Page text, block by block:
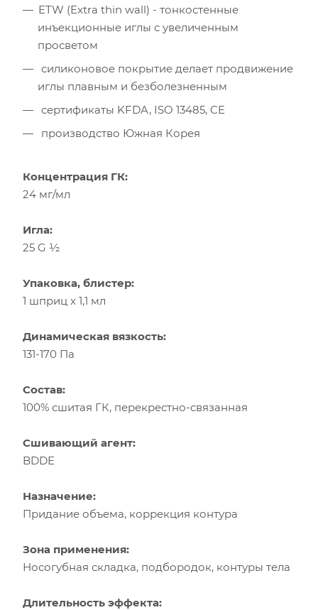
ETW (Extra thin wall) - тонкостенные
инъекционные иглы с увеличенным
просветом
силиконовое покрытие делает продвижение
иглы плавным и безболезненным
сертификаты KFDA, ISO 13485, CE
производство Южная Корея
Концентрация ГК:
24 мг/мл
Игла:
25 G ½
Упаковка, блистер:
1 шприц x 1,1 мл
Динамическая вязкость:
131-170 Па
Состав:
100% сшитая ГК, перекрестно-связанная
Сшивающий агент:
BDDE
Назначение:
Придание объема, коррекция контура
Зона применения:
Носогубная складка, подбородок, контуры тела
Длительность эффекта: